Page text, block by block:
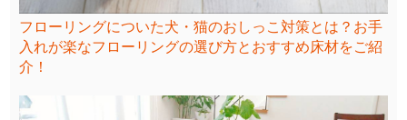
フローリングについた犬・猫のおしっこ対策とは？お手
入れが楽なフローリングの選び方とおすすめ床材をご紹
介！